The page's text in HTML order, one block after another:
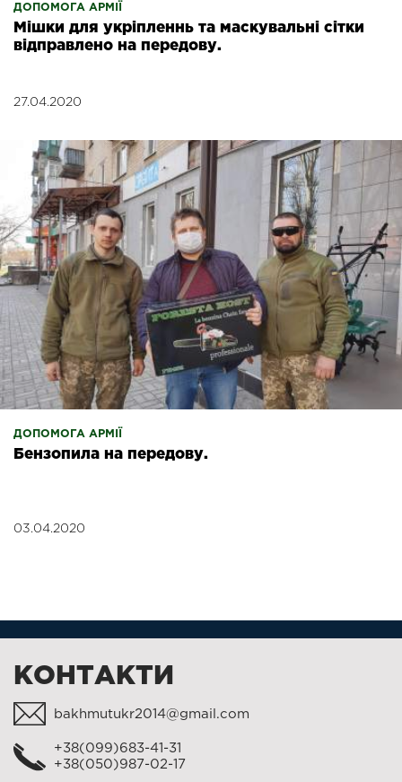
ДОПОМОГА АРМІЇ
Мішки для укріпленнь та маскувальні сітки
відправлено на передову.
27.04.2020
ДОПОМОГА АРМІЇ
Бензопила на передову.
03.04.2020
КОНТАКТИ
bakhmutukr2014@gmail.com
+38(099)683-41-31
+38(050)987-02-17